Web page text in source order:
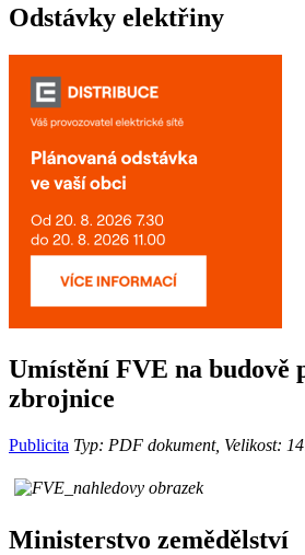
Odstávky elektřiny
Umístění FVE na budově
zbrojnice
Publicita Typ: PDF dokument, Velikost:
Ministerstvo zemědělství